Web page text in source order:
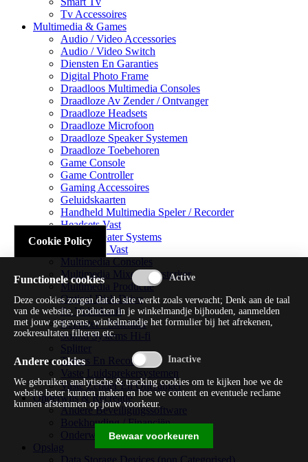
Tv Accessoires
Multimedia & Games
Audio / Video Accessories
Audio / Video Switch
Diensten En Garanties
Digital Photo Frame
Draadloos Multimedia Consoles
Draadloze Av Zender / Ontvanger
Draadloze Headsets
Draadloze Microfoon
Draadloze Speaker Systemen
Draadloze Toebehoren
Game Console
Game Controller
Gaming Accessoires
Geluidskaarten
Handheld Multimedia Speler / Recorder
Headsets Vast
Home Theater Systems
Microfoon Vast
Multimedia Consoles
Multimedia Mixer / Versterker
Multimedia Productie
Optical Disk Drive
Pc Videokaart
Repeater / Extender
Sound Systems Hi-fi
Splitter
Tuners En Recorders
Vaste Luidsprekersystemen
Vaste Zender En Ontvanger
Onderwijs & Recreatie
Andere Beveiligingssoftware
Boekhouding / Financiën
Onderwijs En Wetenschappelijk
Opslag
Cookie Policy
Functionele cookies
Deze cookies zorgen dat de site werkt zoals verwacht; Denk aan de taal
van de website, producten in je winkelmandje bijhouden, aanmelden
met jouw gegevens, winkelmandje het formulier bij het afrekenen,
zoekresultaten filteren etc.
Andere cookies
We gebruiken analytische & tracking cookies om te kijken hoe we de
website beter kunnen maken en hoe we content en eventuele reclame
kunnen afstemmen op jouw voorkeur.
Bewaar voorkeuren